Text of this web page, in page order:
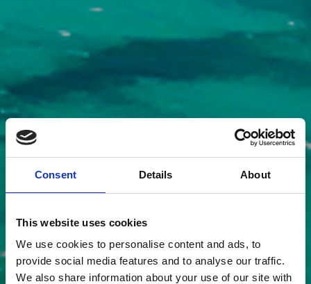
Consent Details About
This website uses cookies
We use cookies to personalise content and ads, to
provide social media features and to analyse our traffic.
We also share information about your use of our site with